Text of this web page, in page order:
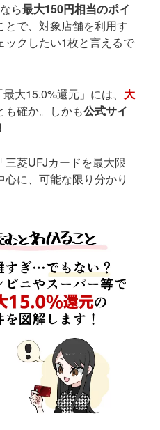
ら最大150円相当のポイ
とで、対象店舗を利用す
ックしたい1枚と言えるで
大15.0%還元」には、 大
も確か。しかも公式サイ
菱UFJカードを最大限
に、可能な限り分かり